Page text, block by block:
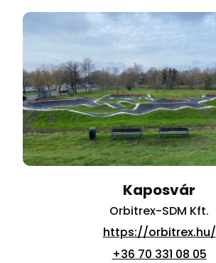
Kaposvár
Orbitrex-SDM Kft.
https://orbitrex.hu/
+36 70 331 08 05